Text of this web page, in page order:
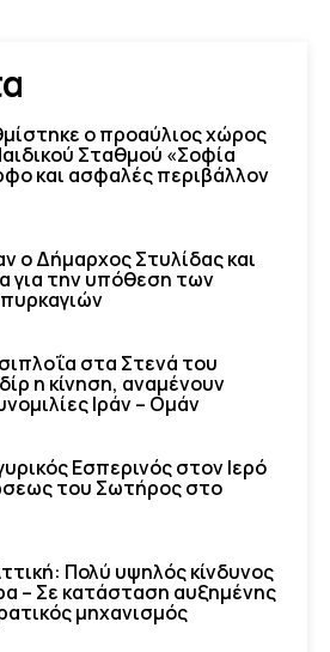
ο προαύλιος χώρος
Σταθμού «Σοφία
και ασφαλές περιβάλλον
ο Δήμαρχος Στυλίδας και
για την υπόθεση των
στα Στενά του
η κίνηση, αναμένουν
Ιράν – Ομάν
Εσπερινός στον Ιερό
του Σωτήρος στο
Πολύ υψηλός κίνδυνος
– Σε κατάσταση αυξημένης
μηχανισμός